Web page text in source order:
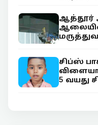
ஆத்தூர்
ஆலையில்
சிப்ஸ்
5 வயது